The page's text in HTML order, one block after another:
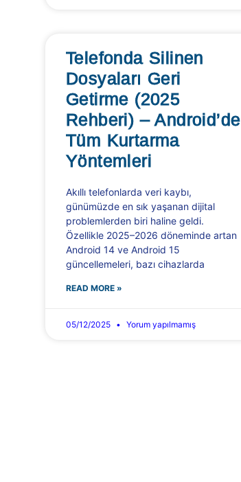
Telefonda Silinen
Dosyaları Geri
Getirme (2025
Rehberi) – Android’de
Tüm Kurtarma
Yöntemleri
Akıllı telefonlarda veri kaybı,
günümüzde en sık yaşanan dijital
problemlerden biri haline geldi.
Özellikle 2025–2026 döneminde artan
Android 14 ve Android 15
güncellemeleri, bazı cihazlarda
READ MORE »
05/12/2025 Yorum yapılmamış